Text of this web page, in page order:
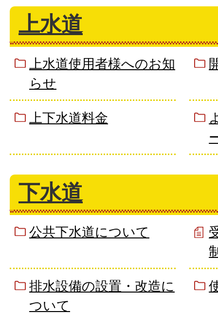
上水道
上水道使用者様へのお知
らせ
上下水道料金
下水道
公共下水道について
排水設備の設置・改造に
ついて